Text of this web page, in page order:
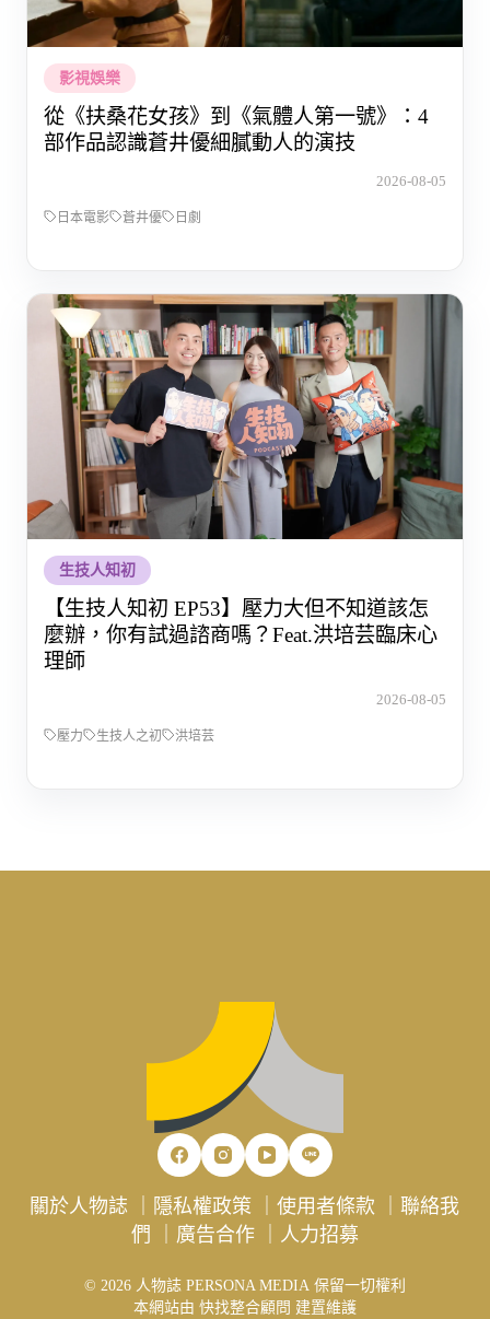
影視娛樂
從《扶桑花女孩》到《氣體人第一號》：4
部作品認識蒼井優細膩動人的演技
2026-08-05
日本電影 蒼井優 日劇
生技人知初
【生技人知初 EP53】壓力大但不知道該怎
麼辦，你有試過諮商嗎？Feat.洪培芸臨床心
理師
2026-08-05
壓力 生技人之初 洪培芸
關於人物誌 隱私權政策 ｜使用者條款 ｜聯絡我
們
廣告合作｜ 人力招募
© 2026 人物誌 PERSONA MEDIA 保留一切權利
本網站由 快找整合顧問 建置維護